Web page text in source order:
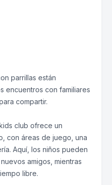
parrillas están
encuentros con familiares
compartir.
club ofrece un
con áreas de juego, una
Aquí, los niños pueden
amigos, mientras
libre.